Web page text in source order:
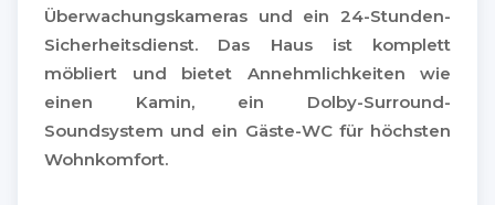
Überwachungskameras und ein 24-Stunden-
Sicherheitsdienst. Das Haus ist komplett
möbliert und bietet Annehmlichkeiten wie
einen Kamin, ein Dolby-Surround-
Soundsystem und ein Gäste-WC für höchsten
Wohnkomfort.